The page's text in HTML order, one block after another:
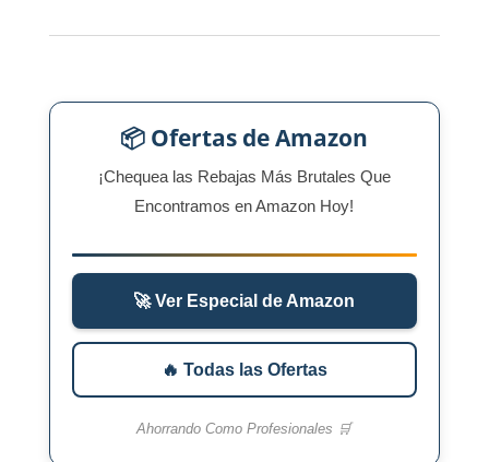
📦 Ofertas de Amazon
¡Chequea las Rebajas Más Brutales Que
Encontramos en Amazon Hoy!
🚀 Ver Especial de Amazon
🔥 Todas las Ofertas
Ahorrando Como Profesionales 🛒